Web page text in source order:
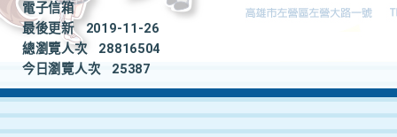
電子信箱
最後更新
2019-11-26
總瀏覽人次
28816504
今日瀏覽人次
25387